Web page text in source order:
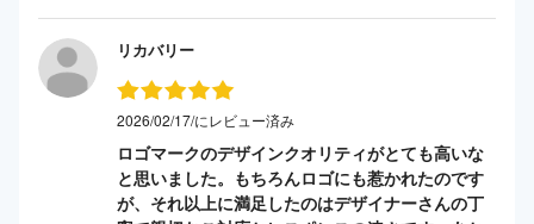
リカバリー
2026/02/17/にレビュー済み
ロゴマークのデザインクオリティがとても高いな
と思いました。もちろんロゴにも惹かれたのです
が、それ以上に満足したのはデザイナーさんの丁